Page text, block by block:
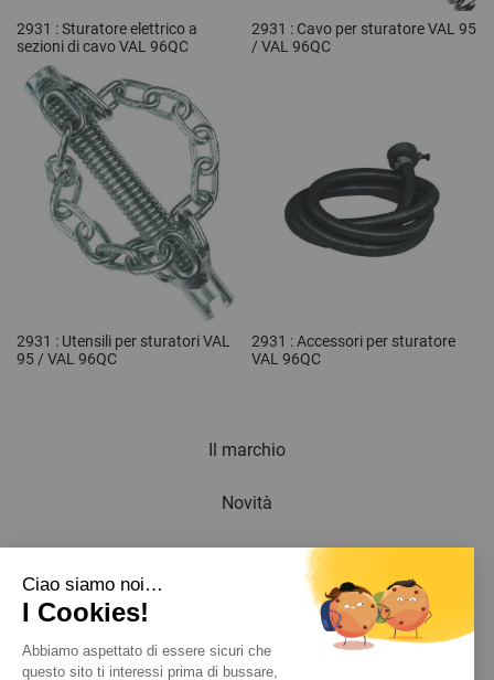
2931 : Sturatore elettrico a
sezioni di cavo VAL 96QC
2931 : Cavo per sturatore VAL 95
/ VAL 96QC
2931 : Utensili per sturatori VAL
95 / VAL 96QC
2931 : Accessori per sturatore
VAL 96QC
Il marchio
Novità
Contatto
Ciao siamo noi…
I Cookies!
Abbiamo aspettato di essere sicuri che
questo sito ti interessi prima di bussare,